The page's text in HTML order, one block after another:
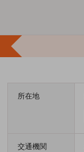
所在地
交通機関